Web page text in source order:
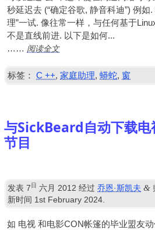
秒延迟去 (“确定谷歌, 静音科迪”) 例如
理”一试. 像往常一样，与任何基于
不是直线前进. 以下是如何...
…… 阅读全文
标签： C ++,家庭助理,蟒蛇, 窗
与SickBeard自动下载电
节目
发表7 日 六月 2012 经过乔恩·斯凯夫 &
新时间 1st February 2024.
如 电视 和电影CON帐篷的毕业盟友